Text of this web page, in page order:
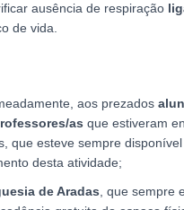
ausência de respiração
de vida.
aos prezados
as que estiveram
que esteve sempre
desta atividade;
de Aradas , que sempre